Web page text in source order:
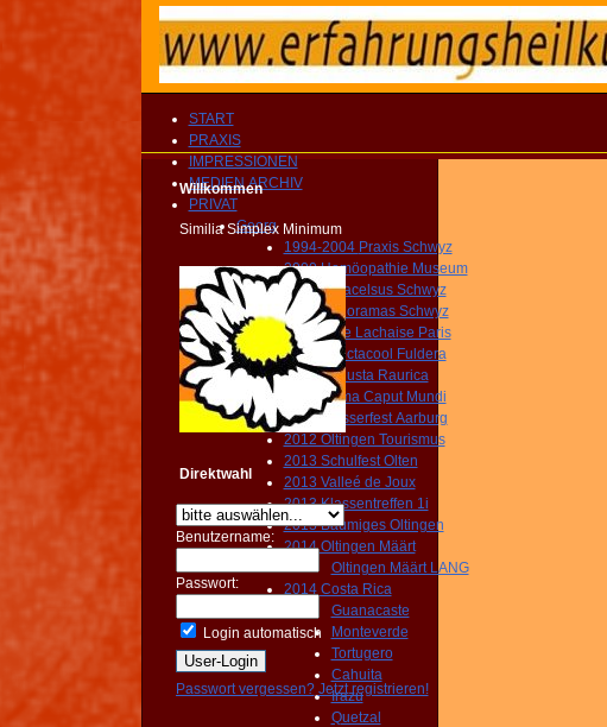
START
PRAXIS
IMPRESSIONEN
MEDIEN ARCHIV
PRIVAT
Georg
1994-2004 Praxis Schwyz
2000 Homöopathie Museum
2001 Paracelsus Schwyz
2004 Panoramas Schwyz
2005 Pére Lachaise Paris
2009 Spectacool Fuldera
2010 Augusta Raurica
2012 Roma Caput Mundi
2012 Wasserfest Aarburg
2012 Oltingen Tourismus
2013 Schulfest Olten
2013 Valleé de Joux
2013 Klassentreffen 1i
2013 Bäumiges Oltingen
2014 Oltingen Määrt
Oltingen Määrt LANG
2014 Costa Rica
Guanacaste
Monteverde
Tortugero
Cahuita
Irazu
Quetzal
Willkommen
Similia Simplex Minimum
Direktwahl
Benutzername:
Passwort:
Login automatisch
Passwort vergessen? Jetzt registrieren!